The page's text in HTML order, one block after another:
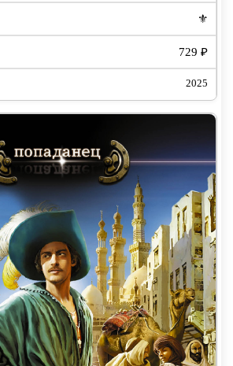
постарайтесь мыслить
кратко и информативно.
Вы философ, астроном или все же
Мы с вами сейчас воспринимаем не
а образы, которые уже сами
нам речь. Я не знаю, какими
сознание определяет мои мысли.
делайте то, что вам говорят.
Ну вот как можно ясно и кратко
теорию мироздания, причем
стороны – придется, тем более
весьма способствует и пробуждает
⚜️
729 ₽
2025